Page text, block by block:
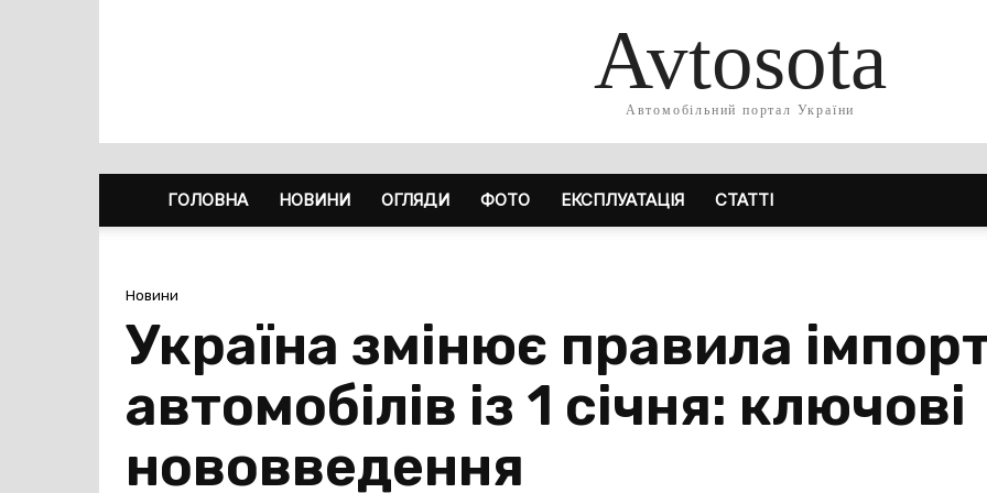
Avtosota
Автомобільний портал України
ГОЛОВНА НОВИНИ ОГЛЯДИ ФОТО ЕКСПЛУАТАЦІЯ СТАТТІ
Новини
Україна змінює правила
автомобілів із 1 січня: ключові
нововведення